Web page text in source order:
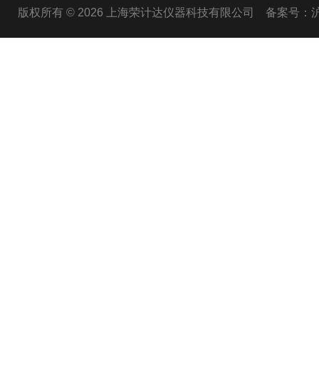
版权所有 © 2026 上海荣计达仪器科技有限公司 备案号：